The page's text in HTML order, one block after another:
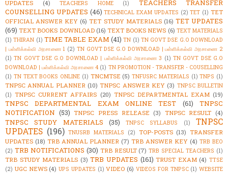
UPDATES
(4) TEACHERS HOME (1)
TEACHERS TRANSFER
COUNSELLING UPDATES (46) TECHNICAL EXAM UPDATES (2) TET (1) TET
OFFICIAL ANSWER KEY (6) TET STUDY MATERIALS (16) TET UPDATES
(69) TEXT BOOKS DOWNLOAD (16) TEXT BOOKS NEWS (6) TEXT MATERIALS
(1) THIRAN (1) TIME TABLE EXAM (41) TN (1) TN GOVT DSE G.O DOWNLOAD
| பள்ளிக்கல்வி அரசாணை 1 (2) TN GOVT DSE G.O DOWNLOAD | பள்ளிக்கல்வி அரசாணை 2
(1) TN GOVT DSE G.O DOWNLOAD | பள்ளிக்கல்வி அரசாணை 3 (1) TN GOVT DSE G.O
DOWNLOAD | பள்ளிக்கல்வி அரசாணை 4 (1) TN PROMOTION - TRANSFER - COUSELLING
(1) TN TEXT BOOKS ONLINE (1) TNCMTSE (5) TNFUSRC MATERIALS (1) TNPS (1)
TNPSC ANNUAL PLANNER (10) TNPSC ANSWER KEY (3) TNPSC BULLETIN
(1) TNPSC CURRENT AFFAIRS (20) TNPSC DEPARTMENTAL EXAM (19)
TNPSC DEPARTMENTAL EXAM ONLINE TEST (61)
TNPSC
NOTIFICATION (53) TNPSC PRESS RELEASE (3) TNPSC RESULT (4)
TNPSC STUDY MATERIALS (35) TNPSC SYLLABUS (1)
TNPSC
UPDATES (196) TNUSRB MATERIALS (2) TOP-POSTS (13) TRANSFER
UPDATES (18) TRB ANNUAL PLANNER (7) TRB ANSWER KEY (4) TRB BEO
(2) TRB NOTIFICATIONS (30) TRB RESULT (7) TRB SPECIAL TEACHERS (1)
TRB STUDY MATERIALS (3) TRB UPDATES (161) TRUST EXAM (4) TTSE
(2) UGC NEWS (4) UPS UPDATES (1) VIDEO (6) VIDEOS FOR TNPSC (1) WEBSITE